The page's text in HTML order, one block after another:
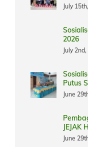
July
2026
July
Putus
June
JEJAK
June